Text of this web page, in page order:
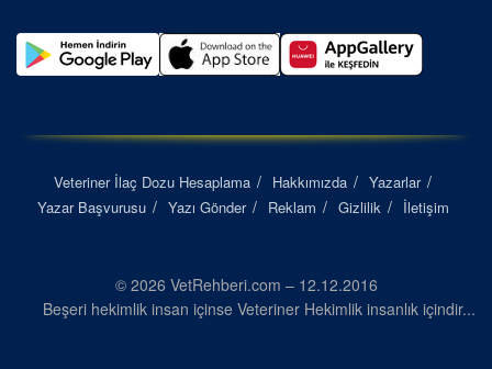
Veteriner İlaç Dozu Hesaplama Hakkımızda
Yazarlar
Yazar Başvurusu
Yazı Gönder Reklam Gizlilik İletişim
© 2026 VetRehberi.com – 12.12.2016
Beşeri hekimlik insan içinse Veteriner Hekimlik insanlık içindir...